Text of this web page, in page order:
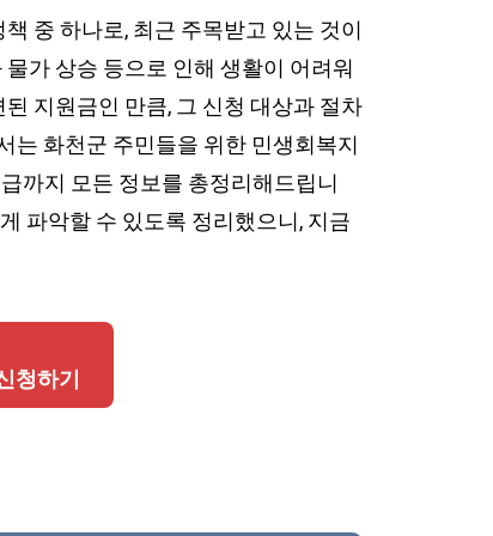
중 하나로, 최근 주목받고 있는 것이
가 상승 등으로 인해 생활이 어려워
지원금인 만큼, 그 신청 대상과 절차
는 화천군 주민들을 위한 민생회복지
까지 모든 정보를 총정리해드립니
파악할 수 있도록 정리했으니, 지금
청하기